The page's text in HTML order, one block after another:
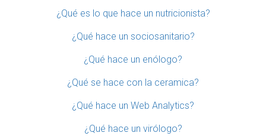
¿Qué es lo que hace un nutricionista?
¿Qué hace un sociosanitario?
¿Qué hace un enólogo?
¿Qué se hace con la ceramica?
¿Qué hace un Web Analytics?
¿Qué hace un virólogo?